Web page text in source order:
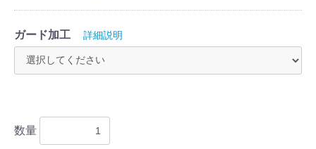
ガード加工 詳細説明
数量